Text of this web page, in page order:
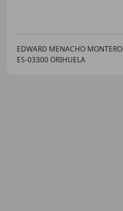
EDWARD MENACHO MONTERO
ES-03300 ORIHUELA